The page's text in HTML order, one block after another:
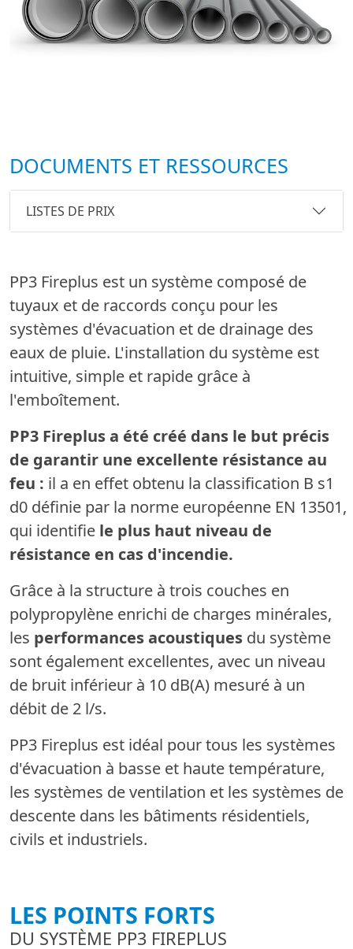
DOCUMENTS ET RESSOURCES
LISTES DE PRIX
PP3 Fireplus est un système composé de
tuyaux et de raccords conçu pour les
systèmes d'évacuation et de drainage des
eaux de pluie. L'installation du système est
intuitive, simple et rapide grâce à
l'emboîtement.
PP3 Fireplus a été créé dans le but précis
de garantir une excellente résistance au
feu : il a en effet obtenu la classification B s1
d0 définie par la norme européenne EN 13501,
qui identifie le plus haut niveau de
résistance en cas d'incendie.
Grâce à la structure à trois couches en
polypropylène enrichi de charges minérales,
les performances acoustiques du système
sont également excellentes, avec un niveau
de bruit inférieur à 10 dB(A) mesuré à un
débit de 2 l/s.
PP3 Fireplus est idéal pour tous les systèmes
d'évacuation à basse et haute température,
les systèmes de ventilation et les systèmes de
descente dans les bâtiments résidentiels,
civils et industriels.
LES POINTS FORTS
DU SYSTÈME PP3 FIREPLUS